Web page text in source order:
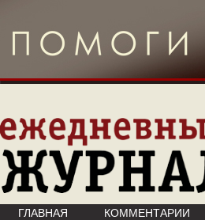
ГЛАВНАЯ КОММЕНТАРИИ